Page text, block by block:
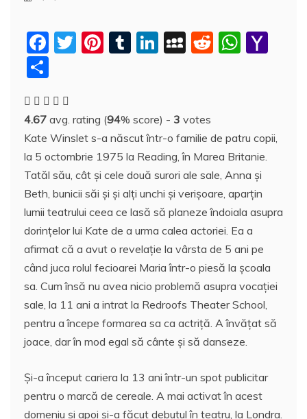
F
e
b
o
o
k
T
Pi
e
st
T
r
Li
dI
n
M
a
c
e
R
t
W
A
p
p
o
M
rt
aj
e
a
z
ă
4.67 avg. rating (94% score) - 3 votes
Kate Winslet s-a născut într-o familie de patru copii,
la 5 octombrie 1975 la Reading, în Marea Britanie.
Tatăl său, cât şi cele două surori ale sale, Anna şi
Beth, bunicii săi şi şi alţi unchi şi verişoare, aparţin
lumii teatrului ceea ce lasă să planeze îndoiala asupra
dorinţelor lui Kate de a urma calea actoriei. Ea a
afirmat că a avut o revelaţie la vârsta de 5 ani pe
când juca rolul fecioarei Maria într-o piesă la şcoala
sa. Cum însă nu avea nicio problemă asupra vocaţiei
sale, la 11 ani a intrat la Redroofs Theater School,
pentru a începe formarea sa ca actriţă. A învăţat să
joace, dar în mod egal să cânte şi să danseze.
Şi-a început cariera la 13 ani într-un spot publicitar
pentru o marcă de cereale. A mai activat în acest
domeniu şi apoi şi-a făcut debutul în teatru, la Londra.